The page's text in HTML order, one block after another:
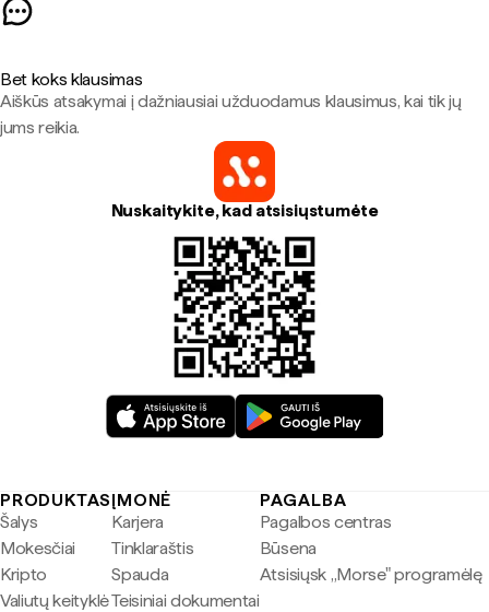
Bet koks klausimas
Aiškūs atsakymai į dažniausiai užduodamus klausimus, kai tik jų
jums reikia.
Nuskaitykite, kad atsisiųstumėte
PRODUKTAS
Šalys
Mokesčiai
Kripto
Valiutų keityklė
ĮMONĖ
Karjera
Tinklaraštis
Spauda
Teisiniai dokumentai
PAGALBA
Pagalbos centras
Būsena
Atsisiųsk „Morse" programėlę